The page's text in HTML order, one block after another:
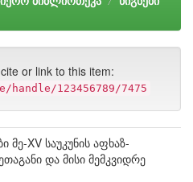
or link to this item:
123456789/7475
მე-XV საუკუნის აფხაზ-
და მისი მემკვიდრე